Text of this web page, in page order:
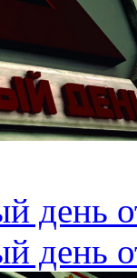
день
день